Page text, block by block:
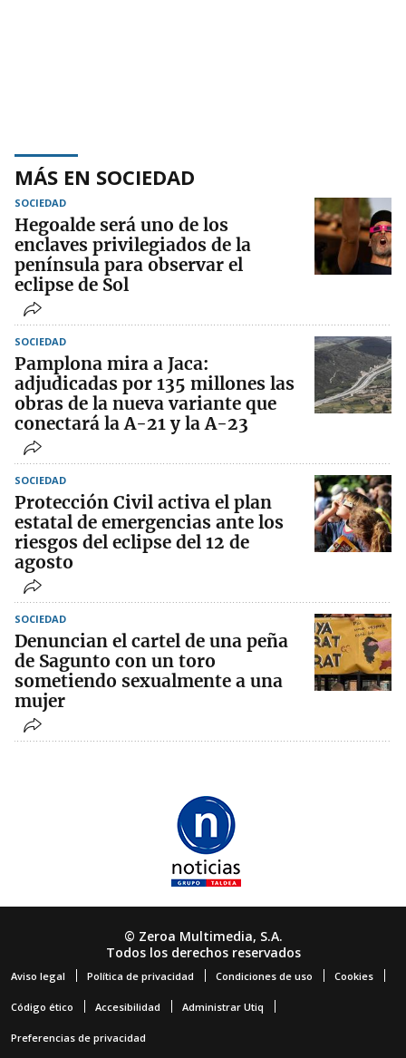
MÁS EN SOCIEDAD
SOCIEDAD
Hegoalde será uno de los
enclaves privilegiados de la
península para observar el
eclipse de Sol
SOCIEDAD
Pamplona mira a Jaca:
adjudicadas por 135 millones las
obras de la nueva variante que
conectará la A-21 y la A-23
SOCIEDAD
Protección Civil activa el plan
estatal de emergencias ante los
riesgos del eclipse del 12 de
agosto
SOCIEDAD
Denuncian el cartel de una peña
de Sagunto con un toro
sometiendo sexualmente a una
mujer
© Zeroa Multimedia, S.A.
Todos los derechos reservados
Aviso legal Política de privacidad Condiciones de uso Cookies
Código ético Accesibilidad Administrar Utiq
Preferencias de privacidad